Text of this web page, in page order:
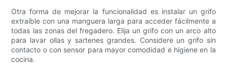
Otra forma de mejorar la funcionalidad es instalar un grifo
extraíble con una manguera larga para acceder fácilmente a
todas las zonas del fregadero. Elija un grifo con un arco alto
para lavar ollas y sartenes grandes. Considere un grifo sin
contacto o con sensor para mayor comodidad e higiene en la
cocina.